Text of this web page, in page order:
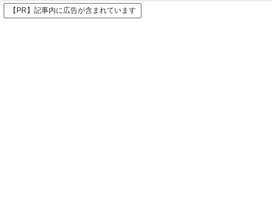
【PR】記事内に広告が含まれています